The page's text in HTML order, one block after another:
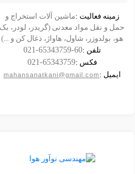
مشاهده
شرکت
زمینه فعالیت :ماشین آلات استخراج و
حمل و نقل مواد معدنی (گریدر، لودر، بک
هو، بولدوزر، شاول، هاواژ، ذغال کن و ...)
تلفن :021-65343759-60
فکس :021-65343759
ایمیل :mahansanatkani@gmail.com